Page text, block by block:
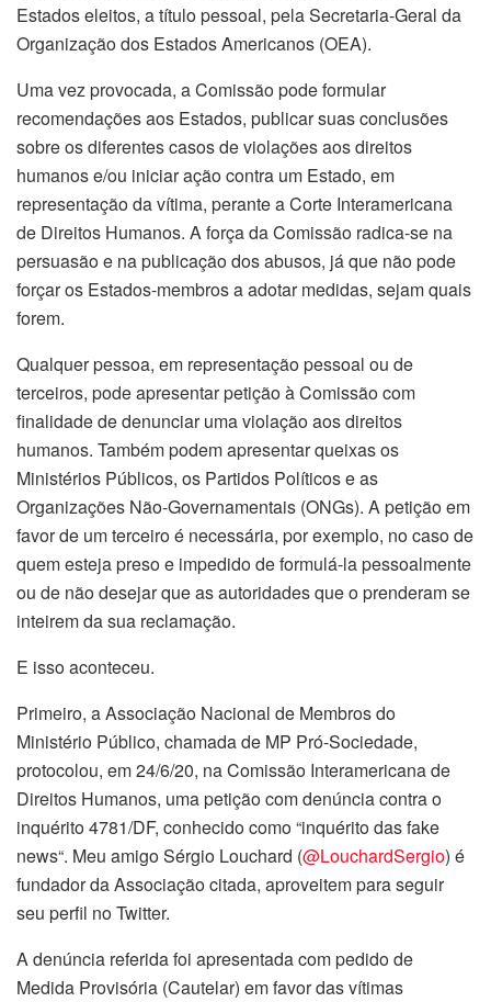
Estados eleitos, a título pessoal, pela Secretaria-Geral da
Organização dos Estados Americanos (OEA).
Uma vez provocada, a Comissão pode formular
recomendações aos Estados, publicar suas conclusões
sobre os diferentes casos de violações aos direitos
humanos e/ou iniciar ação contra um Estado, em
representação da vítima, perante a Corte Interamericana
de Direitos Humanos. A força da Comissão radica-se na
persuasão e na publicação dos abusos, já que não pode
forçar os Estados-membros a adotar medidas, sejam quais
forem.
Qualquer pessoa, em representação pessoal ou de
terceiros, pode apresentar petição à Comissão com
finalidade de denunciar uma violação aos direitos
humanos. Também podem apresentar queixas os
Ministérios Públicos, os Partidos Políticos e as
Organizações Não-Governamentais (ONGs). A petição em
favor de um terceiro é necessária, por exemplo, no caso de
quem esteja preso e impedido de formulá-la pessoalmente
ou de não desejar que as autoridades que o prenderam se
inteirem da sua reclamação.
E isso aconteceu.
Primeiro, a Associação Nacional de Membros do
Ministério Público, chamada de MP Pró-Sociedade,
protocolou, em 24/6/20, na Comissão Interamericana de
Direitos Humanos, uma petição com denúncia contra o
inquérito 4781/DF, conhecido como “inquérito das fake
news“. Meu amigo Sérgio Louchard (@LouchardSergio) é
fundador da Associação citada, aproveitem para seguir
seu perfil no Twitter.
A denúncia referida foi apresentada com pedido de
Medida Provisória (Cautelar) em favor das vítimas